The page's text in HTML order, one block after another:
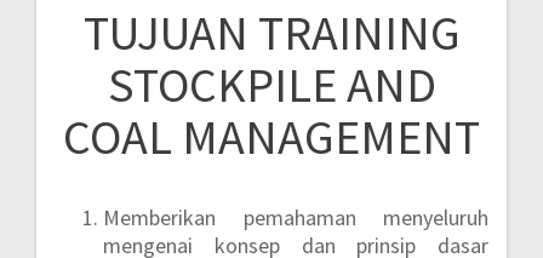
TUJUAN TRAINING
STOCKPILE AND
COAL MANAGEMENT
Memberikan pemahaman menyeluruh
mengenai konsep dan prinsip dasar